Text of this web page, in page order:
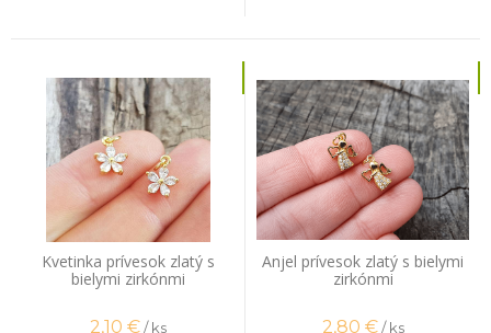
Kvetinka prívesok zlatý s
bielymi zirkónmi
2,10 € / ks
Anjel prívesok zlatý s bielymi
zirkónmi
2,80 € / ks